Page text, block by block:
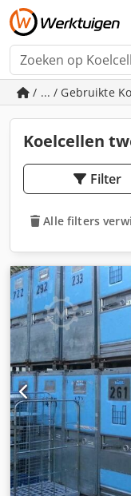
/ ... / Gebruikte
Koelcellen
Filter
Alle filters